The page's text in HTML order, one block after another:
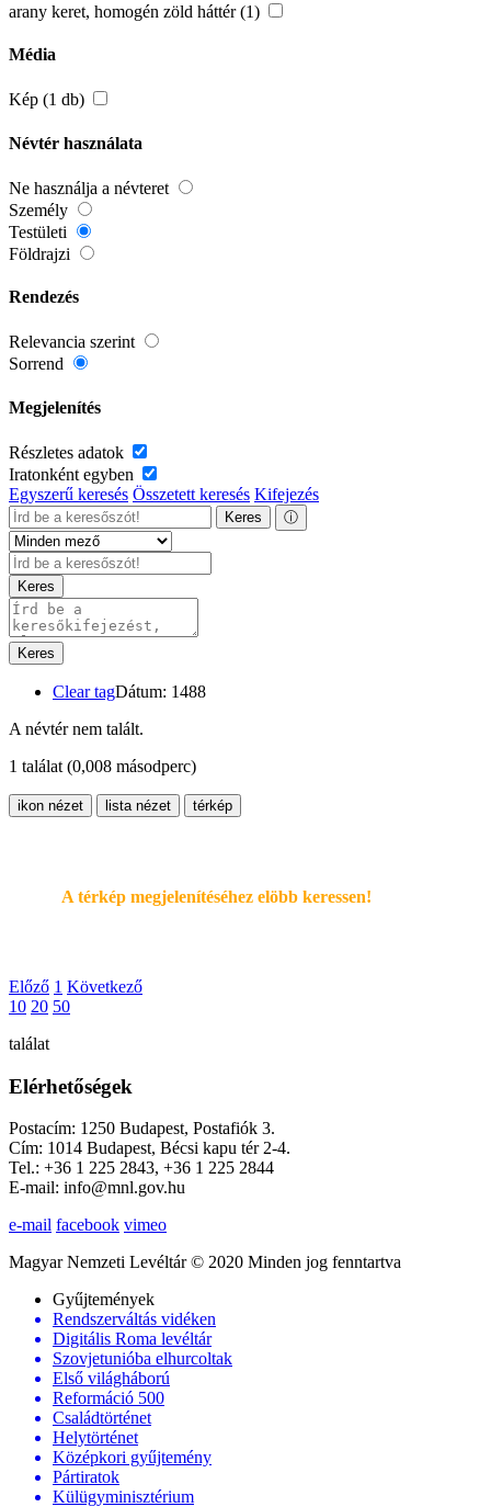
arany keret, homogén zöld háttér (1)
Média
Kép (1 db)
Névtér használata
Ne használja a névteret
Személy
Testületi
Földrajzi
Rendezés
Relevancia szerint
Sorrend
Megjelenítés
Részletes adatok
Iratonként egyben
Egyszerű keresés Összetett keresés Kifejezés
Keres ⓘ
Keres
Keres
Clear tagDátum: 1488
A névtér nem talált.
1 találat (0,008 másodperc)
ikon nézet lista nézet térkép
A térkép megjelenítéséhez elöbb keressen!
Előző 1 Következő
10 20 50
találat
Elérhetőségek
Postacím: 1250 Budapest, Postafiók 3.
Cím: 1014 Budapest, Bécsi kapu tér 2-4.
Tel.: +36 1 225 2843, +36 1 225 2844
E-mail: info@mnl.gov.hu
e-mail facebook vimeo
Magyar Nemzeti Levéltár © 2020 Minden jog fenntartva
Gyűjtemények
Rendszerváltás vidéken
Digitális Roma levéltár
Szovjetunióba elhurcoltak
Első világháború
Reformáció 500
Családtörténet
Helytörténet
Középkori gyűjtemény
Pártiratok
Külügyminisztérium